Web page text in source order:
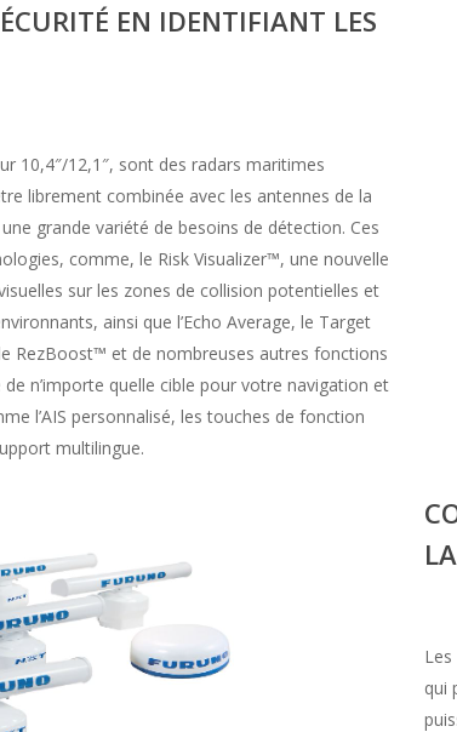
EN IDENTIFIANT LES
10,4″/12,1″, sont des radars maritimes
librement combinée avec les antennes de la
grande variété de besoins de détection. Ces
comme, le Risk Visualizer™, une nouvelle
sur les zones de collision potentielles et
ainsi que l’Echo Average, le Target
RezBoost™ et de nombreuses autres fonctions
n’importe quelle cible pour votre navigation et
l’AIS personnalisé, les touches de fonction
multilingue.
LA
qui